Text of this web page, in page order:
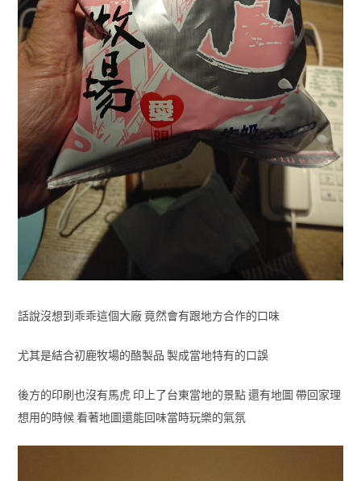
話說沒想到乖乖這個大廠 竟然會有跟地方合作的口味
尤其是結合初鹿牧場的酪製品 製成當地特有的口誤
後方的印刷也沒有馬虎 印上了台東當地的景點 還有地圖 帶回家理
想用的時候 看著地圖還能回味當時玩樂的氣氛